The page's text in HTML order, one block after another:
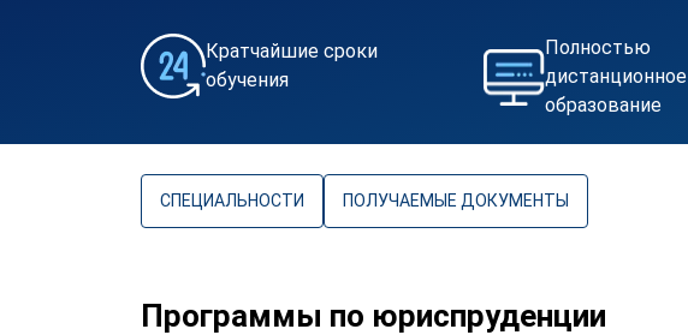
Кратчайшие сроки
обучения
Полностью
дистанционное
образование
СПЕЦИАЛЬНОСТИ ПОЛУЧАЕМЫЕ ДОКУМЕНТЫ
Программы по юриспруденции